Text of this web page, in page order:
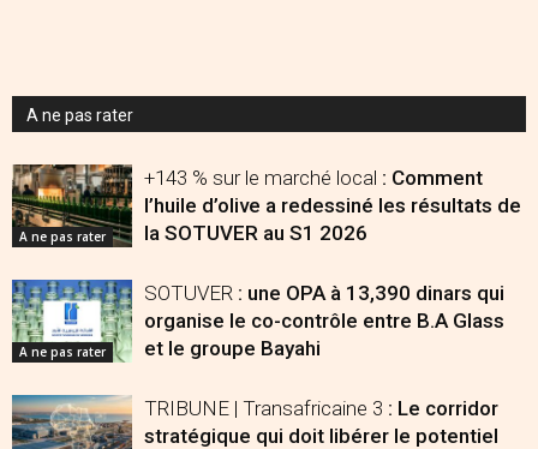
A ne pas rater
A ne pas rater
+143 % sur le marché local : Comment
l’huile d’olive a redessiné les résultats de
la SOTUVER au S1 2026
A ne pas rater
SOTUVER : une OPA à 13,390 dinars qui
organise le co-contrôle entre B.A Glass
et le groupe Bayahi
TRIBUNE | Transafricaine 3 : Le corridor
stratégique qui doit libérer le potentiel